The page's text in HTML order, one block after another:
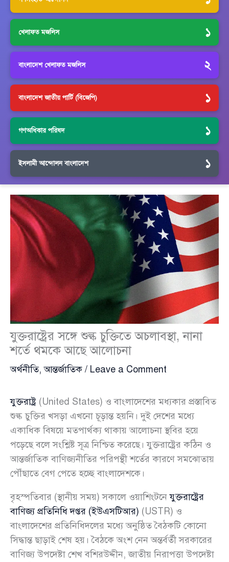
খেলাফত মজলিস ১
বাংলাদেশ খেলাফত মজলিস ২
বাংলাদেশ জাতীয় পার্টি (বিজেপি) ১
গণঅধিকার পরিষদ ১
ইসলামী আন্দোলন বাংলাদেশ ১
যুক্তরাষ্ট্রের সঙ্গে শুল্ক চুক্তিতে অচলাবস্থা, নানা
শর্তে থমকে আছে আলোচনা
অর্থনীতি,আন্তর্জাতিক / Leave a Comment
যুক্তরাষ্ট্র (United States) ও বাংলাদেশের মধ্যকার প্রস্তাবিত
শুল্ক চুক্তির খসড়া এখনো চূড়ান্ত হয়নি। দুই দেশের মধ্যে
একাধিক বিষয়ে মতপার্থক্য থাকায় আলোচনা স্থবির হয়ে
পড়েছে বলে সংশ্লিষ্ট সূত্র নিশ্চিত করেছে। যুক্তরাষ্ট্রের কঠিন ও
আন্তর্জাতিক বাণিজ্যনীতির পরিপন্থী শর্তের কারণে সমঝোতায়
পৌঁছাতে বেগ পেতে হচ্ছে বাংলাদেশকে।
বৃহস্পতিবার (স্থানীয় সময়) সকালে ওয়াশিংটনেযুক্তরাষ্ট্রের
বাণিজ্য প্রতিনিধি দপ্তর (ইউএসটিআর) (USTR) ও
বাংলাদেশের প্রতিনিধিদলের মধ্যে অনুষ্ঠিত বৈঠকটি কোনো
সিদ্ধান্ত ছাড়াই শেষ হয়। বৈঠকে অংশ নেন অন্তর্বর্তী সরকারের
বাণিজ্য উপদেষ্টা শেখ বশিরউদ্দীন, জাতীয় নিরাপত্তা উপদেষ্টা